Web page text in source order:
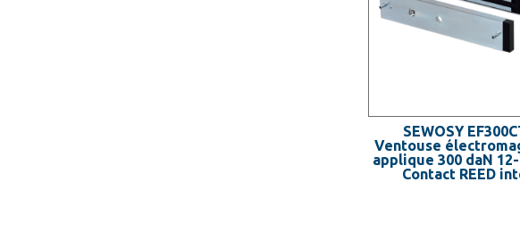
SEWOSY
Ventouse
applique 300 daN 12-
Contact REED